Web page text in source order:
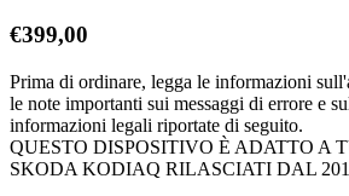
€399,00
Prima di ordinare, legga le informazioni
le note importanti sui messaggi di errore e
informazioni legali riportate di seguito.
QUESTO DISPOSITIVO È ADATTO A
SKODA KODIAQ RILASCIATI DAL